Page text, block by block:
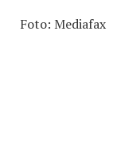
Foto: Mediafax